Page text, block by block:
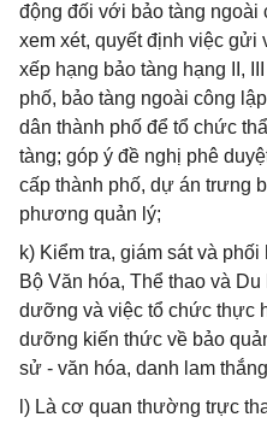
động đối với bảo tàng
xem xét, quyết định việc gửi
xếp hạng bảo tàng hạng II,
phố, bảo tàng ngoài công
dân thành phố để tổ chức
tàng; góp ý đề nghị phê
cấp thành phố, dự án trưng
phương quản lý;
k) Kiểm tra, giám sát và
Bộ Văn hóa, Thể thao và
dưỡng và việc tổ chức thực
dưỡng kiến thức về bảo
sử - văn hóa, danh lam
l) Là cơ quan thường trực